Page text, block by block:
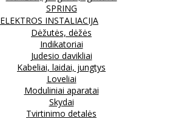
SPRING
ELEKTROS INSTALIACIJA
Dėžutės, dėžės
Indikatoriai
Judesio davikliai
Kabeliai, laidai, jungtys
Loveliai
Moduliniai aparatai
Skydai
Tvirtinimo detalės